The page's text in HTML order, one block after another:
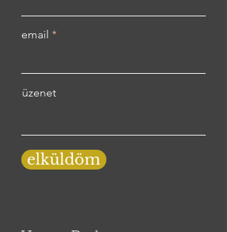
email
üzenet
elküldöm